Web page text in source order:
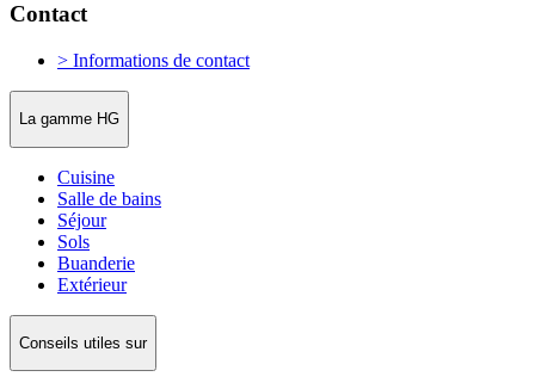
Contact
> Informations de contact
La gamme HG
Cuisine
Salle de bains
Séjour
Sols
Buanderie
Extérieur
Conseils utiles sur